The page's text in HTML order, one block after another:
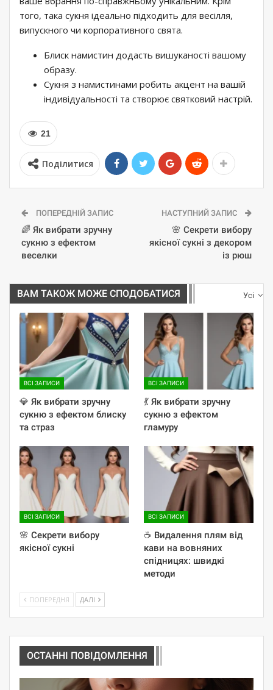
того, така сукня ідеально підходить для весілля,
випускного чи корпоративного свята.
Блиск намистин додасть вишуканості вашому
образу.
Сукня з намистинами робить акцент на вашій
індивідуальності та створює святковий настрій.
21
Поділитися
ПОПЕРЕДНІЙ ЗАПИС
🌈 Як вибрати зручну
сукню з ефектом
веселки
НАСТУПНИЙ ЗАПИС
🌸 Секрети вибору
якісної сукні з декором
із рюш
Усі
ВАМ ТАКОЖ МОЖЕ СПОДОБАТИСЯ
ВСІ ЗАПИСИ
💎 Як вибрати зручну
сукню з ефектом блиску
та страз
ВСІ ЗАПИСИ
💃 Як вибрати зручну
сукню з ефектом
гламуру
ВСІ ЗАПИСИ
🌸 Секрети вибору
якісної сукні
ВСІ ЗАПИСИ
☕️ Видалення плям від
кави на вовняних
спідницях: швидкі
методи
ПОПЕРЕДНЯ ДАЛІ
ОСТАННІ ПОВІДОМЛЕННЯ